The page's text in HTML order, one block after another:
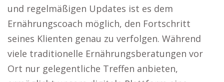
und regelmäßigen Updates ist es dem
Ernährungscoach möglich, den Fortschritt
seines Klienten genau zu verfolgen. Während
viele traditionelle Ernährungsberatungen vor
Ort nur gelegentliche Treffen anbieten,